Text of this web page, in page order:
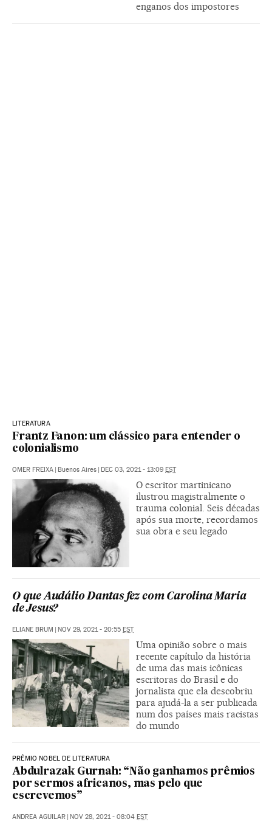
enganos dos impostores
LITERATURA
Frantz Fanon: um clássico para entender o
colonialismo
OMER FREIXA Buenos Aires DEC 03, 2021 - 13:09 EST
O escritor martinicano
ilustrou magistralmente o
trauma colonial. Seis décadas
após sua morte, recordamos
sua obra e seu legado
O que Audálio Dantas fez com Carolina Maria
de Jesus?
ELIANE BRUM NOV 29, 2021 - 20:55 EST
Uma opinião sobre o mais
recente capítulo da história
de uma das mais icônicas
escritoras do Brasil e do
jornalista que ela descobriu
para ajudá-la a ser publicada
num dos países mais racistas
do mundo
PRÊMIO NOBEL DE LITERATURA
Abdulrazak Gurnah: “Não ganhamos prêmios
por sermos africanos, mas pelo que
escrevemos”
ANDREA AGUILAR NOV 28, 2021 - 08:04 EST